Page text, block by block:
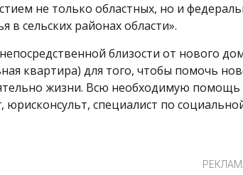
не только областных, но и
в сельских районах области».
близости от нового
квартира) для того, чтобы помочь
жизни. Всю необходимую помощь
юрисконсульт, специалист по